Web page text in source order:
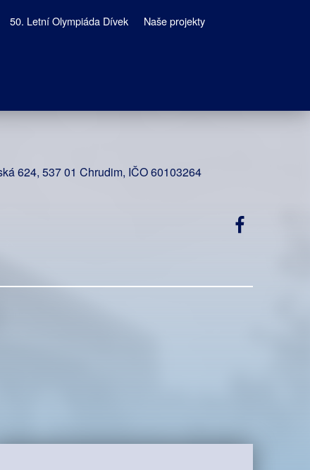
50. Letní Olympiáda Dívek Naše projekty
624, 537 01 Chrudim, IČO 60103264